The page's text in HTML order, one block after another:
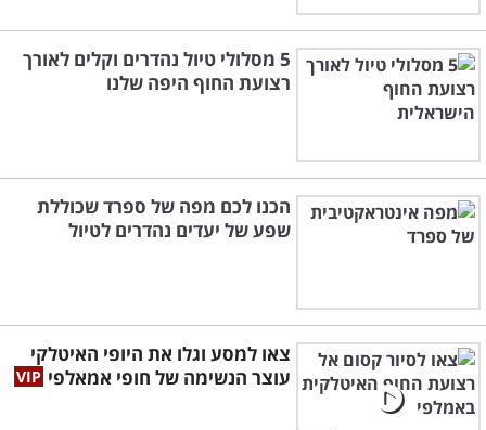
5 מסלולי טיול נהדרים וקלים לאורך
רצועת החוף היפה שלנו
הכנו לכם מפה של ספרד שכוללת
שפע של יעדים נהדרים לטיול
צאו למסע וגלו את היופי האיטלקי
עוצר הנשימה של חופי אמאלפי